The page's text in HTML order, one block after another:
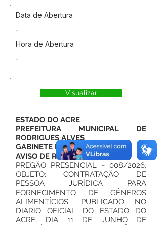
Data de Abertura
-
Hora de Abertura
-
Visualizar
ESTADO DO ACRE
PREFEITURA MUNICIPAL DE
RODRIGUES ALVES
GABINETE DO PREFEITO
AVISO DE RETIFICAÇÃO
PREGÃO PRESENCIAL - 008/2026,
OBJETO: CONTRATAÇÃO DE
PESSOA JURÍDICA PARA
FORNECIMENTO DE GÊNEROS
ALIMENTÍCIOS. PUBLICADO NO
DIARIO OFICIAL DO ESTADO DO
ACRE, DIA 11 DE JUNHO DE